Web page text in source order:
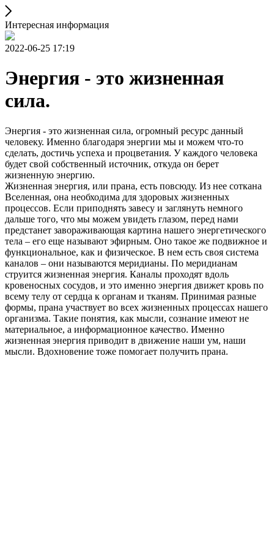
Интересная информация
2022-06-25 17:19
Энергия - это жизненная
сила.
Энергия - это жизненная сила, огромный ресурс данный
человеку. Именно благодаря энергии мы и можем что-то
сделать, достичь успеха и процветания. У каждого человека
будет свой собственный источник, откуда он берет
жизненную энергию.
Жизненная энергия, или прана, есть повсюду. Из нее соткана
Вселенная, она необходима для здоровых жизненных
процессов. Если приподнять завесу и заглянуть немного
дальше того, что мы можем увидеть глазом, перед нами
предстанет завораживающая картина нашего энергетического
тела – его еще называют эфирным. Оно такое же подвижное и
функциональное, как и физическое. В нем есть своя система
каналов – они называются меридианы. По меридианам
струится жизненная энергия. Каналы проходят вдоль
кровеносных сосудов, и это именно энергия движет кровь по
всему телу от сердца к органам и тканям. Принимая разные
формы, прана участвует во всех жизненных процессах нашего
организма. Такие понятия, как мысли, сознание имеют не
материальное, а информационное качество. Именно
жизненная энергия приводит в движение наши ум, наши
мысли. Вдохновение тоже помогает получить прана.